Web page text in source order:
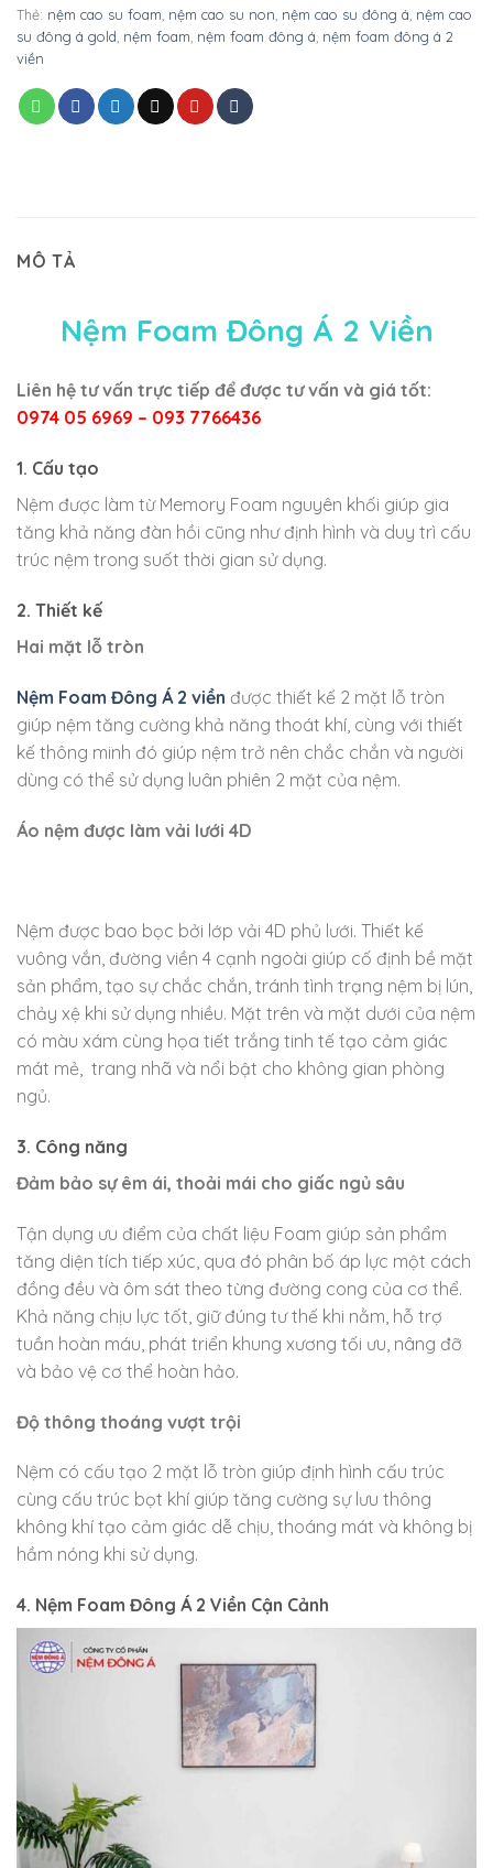
Thẻ: nệm cao su foam nệm cao su non nệm cao su đông á nệm cao
su đông á gold nệm foam nệm foam đông á nệm foam đông á 2
viền
MÔ TẢ
Nệm Foam Đông Á 2 Viền
Liên hệ tư vấn trực tiếp để được tư vấn và giá tốt:
0974 05 6969 – 093 7766436
1. Cấu tạo
Nệm được làm từ Memory Foam nguyên khối giúp gia
tăng khả năng đàn hồi cũng như định hình và duy trì cấu
trúc nệm trong suốt thời gian sử dụng.
2. Thiết kế
Hai mặt lỗ tròn
Nệm Foam Đông Á 2 viền được thiết kế 2 mặt lỗ tròn
giúp nệm tăng cường khả năng thoát khí, cùng với thiết
kế thông minh đó giúp nệm trở nên chắc chắn và người
dùng có thể sử dụng luân phiên 2 mặt của nệm.
Áo nệm được làm vải lưới 4D
Nệm được bao bọc bởi lớp vải 4D phủ lưới. Thiết kế
vuông vắn, đường viền 4 cạnh ngoài giúp cố định bề mặt
sản phẩm, tạo sự chắc chắn, tránh tình trạng nệm bị lún,
chảy xệ khi sử dụng nhiều. Mặt trên và mặt dưới của nệm
có màu xám cùng họa tiết trắng tinh tế tạo cảm giác
mát mẻ, trang nhã và nổi bật cho không gian phòng
ngủ.
3. Công năng
Đảm bảo sự êm ái, thoải mái cho giấc ngủ sâu
Tận dụng ưu điểm của chất liệu Foam giúp sản phẩm
tăng diện tích tiếp xúc, qua đó phân bố áp lực một cách
đồng đều và ôm sát theo từng đường cong của cơ thể.
Khả năng chịu lực tốt, giữ đúng tư thế khi nằm, hỗ trợ
tuần hoàn máu, phát triển khung xương tối ưu, nâng đỡ
và bảo vệ cơ thể hoàn hảo.
Độ thông thoáng vượt trội
Nệm có cấu tạo 2 mặt lỗ tròn giúp định hình cấu trúc
cùng cấu trúc bọt khí giúp tăng cường sự lưu thông
không khí tạo cảm giác dễ chịu, thoáng mát và không bị
hầm nóng khi sử dụng.
4. Nệm Foam Đông Á 2 Viền Cận Cảnh